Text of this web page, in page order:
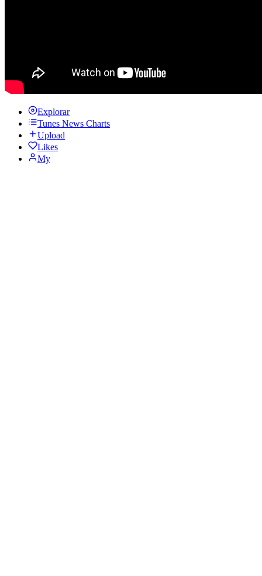
Explorar
Tunes News Charts
Upload
Likes
My